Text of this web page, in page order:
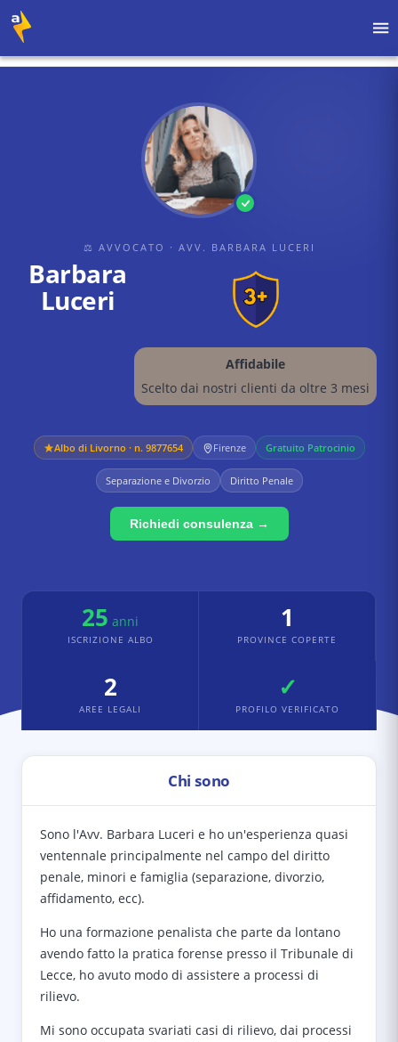
⚖ AVVOCATO · AVV. BARBARA LUCERI
Barbara
Luceri
Affidabile
Scelto dai nostri clienti da oltre 3 mesi
Albo di Livorno · n. 9877654 Firenze Gratuito Patrocinio
Separazione e Divorzio Diritto Penale
Richiedi consulenza →
25 anni
ISCRIZIONE ALBO
1
PROVINCE COPERTE
2
AREE LEGALI
✓
PROFILO VERIFICATO
Chi sono
Sono l'Avv. Barbara Luceri e ho un'esperienza quasi
ventennale principalmente nel campo del diritto
penale, minori e famiglia (separazione, divorzio,
affidamento, ecc).
Ho una formazione penalista che parte da lontano
avendo fatto la pratica forense presso il Tribunale di
Lecce, ho avuto modo di assistere a processi di
rilievo.
Mi sono occupata svariati casi di rilievo, dai processi